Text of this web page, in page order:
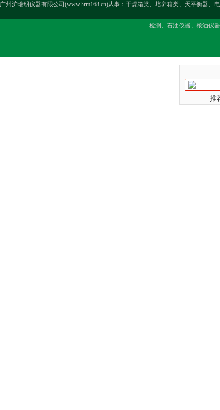
广州沪瑞明仪器有限公司(www.hrm168.cn)从事：干燥箱类、培养箱类、天平衡器
检测、石油仪器、粮油仪
推